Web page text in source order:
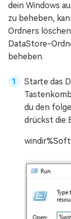
dein Windows
zu beheben,
Ordners
DataStore-
beheben.
Starte das
du den
drückst die